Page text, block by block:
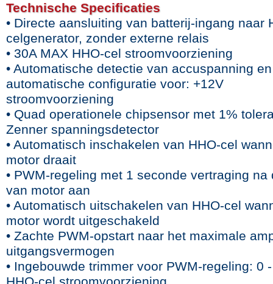
Technische Specificaties
• Directe aansluiting van batterij-ingang naar
celgenerator, zonder externe relais
• 30A MAX HHO-cel stroomvoorziening
• Automatische detectie van accuspanning en
automatische configuratie voor: +12V
stroomvoorziening
• Quad operationele chipsensor met 1%
Zenner spanningsdetector
• Automatisch inschakelen van HHO-cel
motor draait
• PWM-regeling met 1 seconde vertraging na
van motor aan
• Automatisch uitschakelen van HHO-cel
motor wordt uitgeschakeld
• Zachte PWM-opstart naar het maximale
uitgangsvermogen
• Ingebouwde trimmer voor PWM-regeling: 0